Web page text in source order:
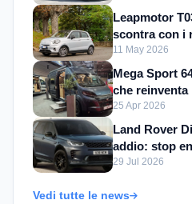
Leapmotor
scontra con i
11 May 2026
Mega Sport
che reinventa
25 Apr 2026
Land Rover
addio: stop
motivi
29 Jul 2026
Vedi tutte le news